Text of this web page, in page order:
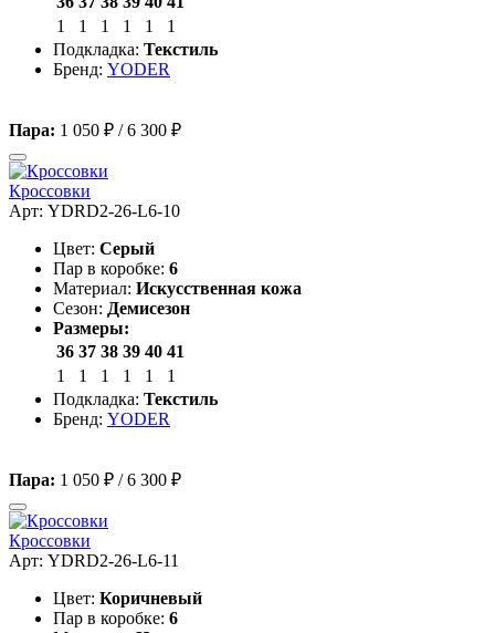
1
1 1 1 1
1
Подкладка: Текстиль
Бренд: YODER
Пара: 1 050 ₽ /6 300 ₽
Кроссовки
Арт: YDRD2-26-L6-10
Цвет: Серый
Пар в коробке: 6
Материал: Искусственная кожа
Сезон: Демисезон
Размеры:
36 37 38 39 40 41
1
1 1 1 1
1
Подкладка: Текстиль
Бренд: YODER
Пара: 1 050 ₽ /6 300 ₽
Кроссовки
Арт: YDRD2-26-L6-11
Цвет: Коричневый
Пар в коробке: 6